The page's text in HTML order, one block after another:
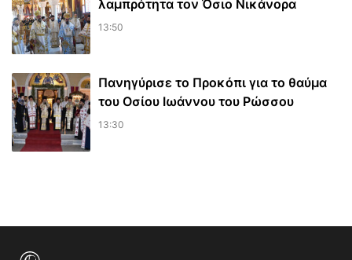
λαμπρότητα τον Όσιο Νικάνορα
13:50
Πανηγύρισε το Προκόπι για το θαύμα
του Οσίου Ιωάννου του Ρώσσου
13:30